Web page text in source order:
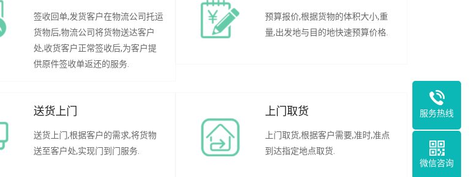
签收回单,发货客户在物流公司托运
货物后,物流公司将货物送达客户
处,收货客户正常签收后,为客户提
供原件签收单返还的服务.
预算报价,根据货物的体积大小,重
量,出发地与目的地快速预算价格.
送货上门
送货上门,根据客户的需求,将货物
送至客户处,实现门到门服务.
上门取货
上门取货,根据客户需要,准时,准点
到达指定地点取货.
服务热线
微信咨询